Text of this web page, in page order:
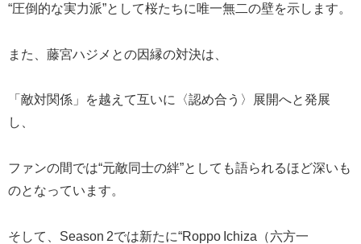
“圧倒的な実力派”として桜たちに唯一無二の壁を示します。
また、藤宮ハジメとの因縁の対決は、
「敵対関係」を越えて互いに〈認め合う〉展開へと発展
し、
ファンの間では“元敵同士の絆”としても語られるほど深いも
のとなっています。
そして、Season 2では新たに“Roppo Ichiza（六方一